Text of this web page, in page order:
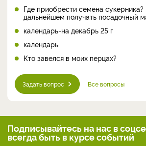
Где приобрести семена сукерника?
дальнейшем получать посадочный
календарь-на декабрь 25 г
календарь
Кто завелся в моих перцах?
Задать вопрос Все вопросы
Подписывайтесь на нас в
всегдабыть в курсе событий